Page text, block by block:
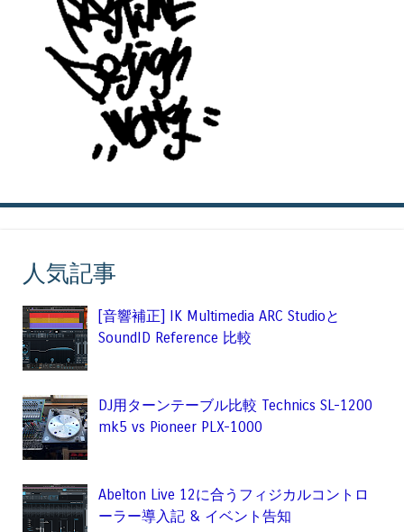
人気記事
[音響補正] IK Multimedia ARC Studioと
SoundID Reference 比較
DJ用ターンテーブル比較 Technics SL-1200
mk5 vs Pioneer PLX-1000
Abelton Live 12に合うフィジカルコントロ
ーラー導入記 & イベント告知